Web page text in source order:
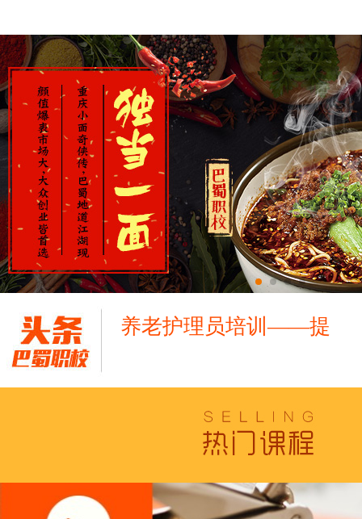
养老护理员培训——提
十二月：保持热爱，成
跟“emo”说拜拜！
浓浓端午情，欢乐“粽
这个春天，以爱之名，
养老护理员培训——提
跟“emo”说拜拜！